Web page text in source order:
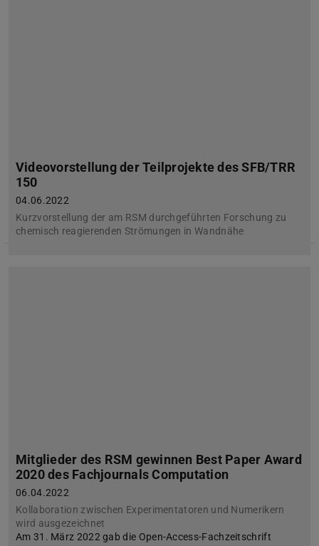
Videovorstellung der Teilprojekte des SFB/TRR
150
04.06.2022
Kurzvorstellung der am RSM durchgeführten Forschung zu
chemisch reagierenden Strömungen in Wandnähe
Mitglieder des RSM gewinnen Best Paper Award
2020 des Fachjournals Computation
06.04.2022
Kollaboration zwischen Experimentatoren und Numerikern
wird ausgezeichnet
Am 31. März 2022 gab die Open-Access-Fachzeitschrift